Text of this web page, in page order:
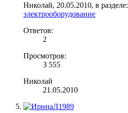
Николай, 20.05.2010, в разделе:
электрооборудование
Ответов:
2
Просмотров:
3 555
Николай
21.05.2010